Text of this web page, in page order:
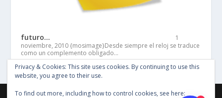
futuro…
1
noviembre, 2010 {mosimage}Desde siempre el reloj se traduce
como un complemento obligado…
Privacy & Cookies: This site uses cookies. By continuing to use this
website, you agree to their use.
To find out more, including how to control cookies, see here: